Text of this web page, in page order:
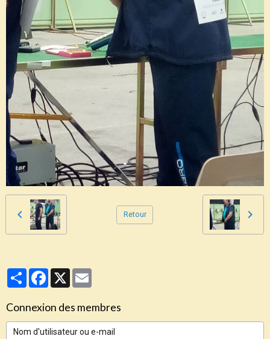
Retour
PartagerFacebook
Connexion des membres